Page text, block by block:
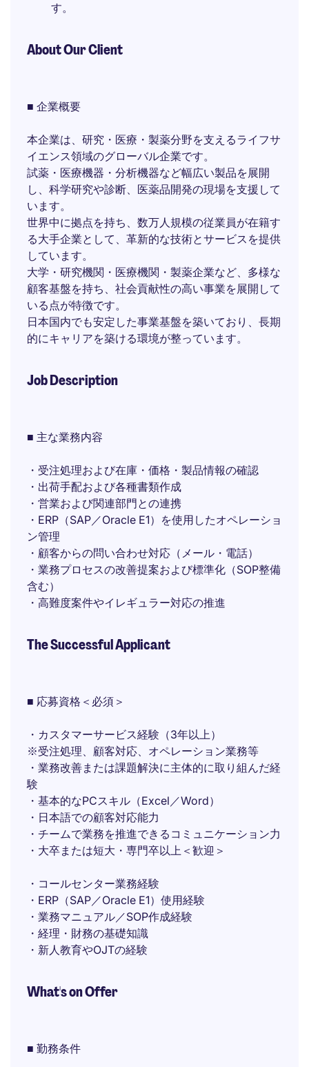
す。
About Our Client
■ 企業概要
本企業は、研究・医療・製薬分野を支えるライフサ
イエンス領域のグローバル企業です。
試薬・医療機器・分析機器など幅広い製品を展開
し、科学研究や診断、医薬品開発の現場を支援して
います。
世界中に拠点を持ち、数万人規模の従業員が在籍す
る大手企業として、革新的な技術とサービスを提供
しています。
大学・研究機関・医療機関・製薬企業など、多様な
顧客基盤を持ち、社会貢献性の高い事業を展開して
いる点が特徴です。
日本国内でも安定した事業基盤を築いており、長期
的にキャリアを築ける環境が整っています。
Job Description
■ 主な業務内容
・受注処理および在庫・価格・製品情報の確認
・出荷手配および各種書類作成
・営業および関連部門との連携
・ERP（SAP／Oracle E1）を使用したオペレーショ
ン管理
・顧客からの問い合わせ対応（メール・電話）
・業務プロセスの改善提案および標準化（SOP整備
含む）
・高難度案件やイレギュラー対応の推進
The Successful Applicant
■ 応募資格＜必須＞
・カスタマーサービス経験（3年以上）
※受注処理、顧客対応、オペレーション業務等
・業務改善または課題解決に主体的に取り組んだ経
験
・基本的なPCスキル（Excel／Word）
・日本語での顧客対応能力
・チームで業務を推進できるコミュニケーション力
・大卒または短大・専門卒以上＜歓迎＞
・コールセンター業務経験
・ERP（SAP／Oracle E1）使用経験
・業務マニュアル／SOP作成経験
・経理・財務の基礎知識
・新人教育やOJTの経験
What's on Offer
■ 勤務条件